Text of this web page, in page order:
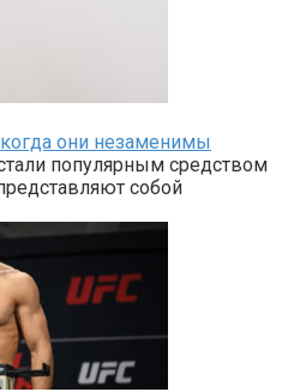
они незаменимы
популярным средством
собой